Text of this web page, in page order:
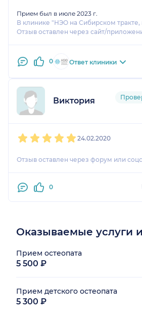
Прием был в июле 2023 г.
В клинике "НЭО на Сибирском
Отзыв оставлен через сайт/
0 Ответ клиники
Виктория
24.02.2020
Отзыв оставлен через форум или
0
Оказываемые услуги
Прием остеопата
5 500 ₽
Прием детского остеопата
5 300 ₽